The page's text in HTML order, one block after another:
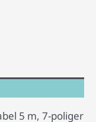
5 m, 7-poliger